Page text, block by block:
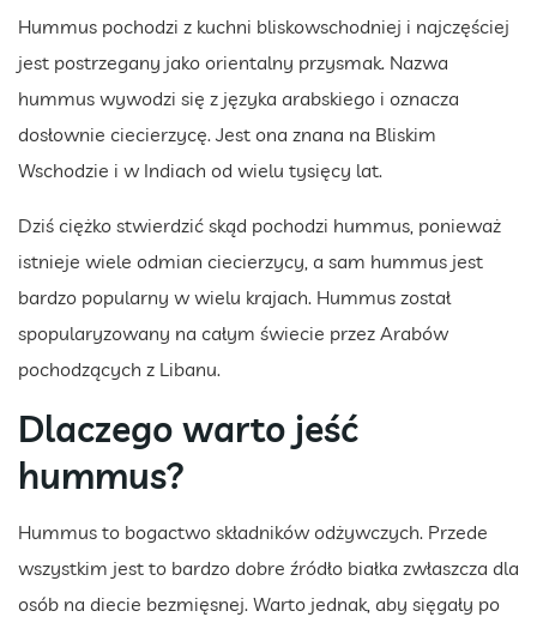
Hummus pochodzi z kuchni bliskowschodniej i najczęściej
jest postrzegany jako orientalny przysmak. Nazwa
hummus wywodzi się z języka arabskiego i oznacza
dosłownie ciecierzycę. Jest ona znana na Bliskim
Wschodzie i w Indiach od wielu tysięcy lat.
Dziś ciężko stwierdzić skąd pochodzi hummus, ponieważ
istnieje wiele odmian ciecierzycy, a sam hummus jest
bardzo popularny w wielu krajach. Hummus został
spopularyzowany na całym świecie przez Arabów
pochodzących z Libanu.
Dlaczego warto jeść
hummus?
Hummus to bogactwo składników odżywczych. Przede
wszystkim jest to bardzo dobre źródło białka zwłaszcza dla
osób na diecie bezmięsnej. Warto jednak, aby sięgały po